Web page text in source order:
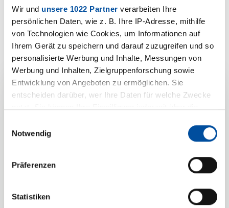
Wir und unsere 1022 Partner verarbeiten Ihre
persönlichen Daten, wie z. B. Ihre IP-Adresse, mithilfe
von Technologien wie Cookies, um Informationen auf
Ihrem Gerät zu speichern und darauf zuzugreifen und so
personalisierte Werbung und Inhalte, Messungen von
Werbung und Inhalten, Zielgruppenforschung sowie
Entwicklung von Angeboten zu ermöglichen. Sie
entscheiden darüber, wer Ihre Daten für welche Zwecke
Trigger Symbol ändern oder widerrufen
Informationen über Ihre geografische Lage erfassen,
Ihr Gerät durch aktives Scannen nach bestimmten
Notwendig
Präferenzen
Statistiken
S 3009a/...-L/... (nicht selbstklebend)
PDF | 700 KB
Ihre
Produktanfrage zu
S 3009/...-L/...